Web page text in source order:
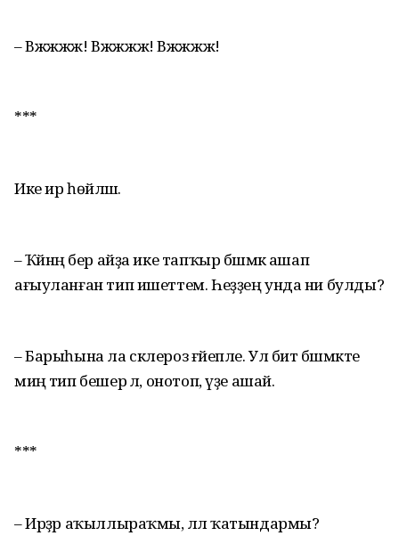
– Вжжжж! Вжжжж! Вжжжж!
***
Ике ир һөйләшә.
– Ҡәйнәң бер айҙа ике тапҡыр бәшмәк ашап
ағыуланған тип ишеттем. Һеҙҙең унда ни булды?
– Барыһына ла склероз ғәйепле. Ул бит бәшмәкте
миңә тип бешерә лә, онотоп, үҙе ашай.
***
– Ирҙәр аҡыллыраҡмы, әллә ҡатындармы?